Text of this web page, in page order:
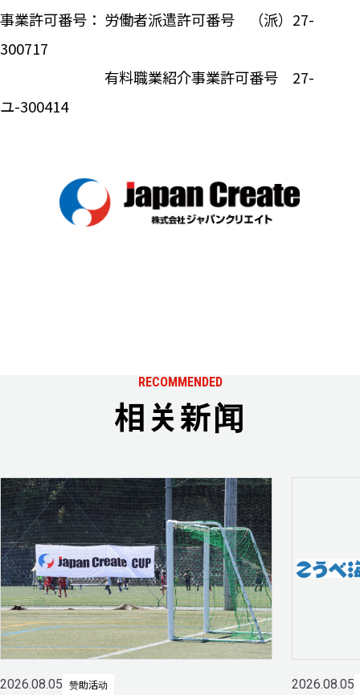
事業許可番号： 労働者派遣許可番号 （派）27-
300717
有料職業紹介事業許可番号 27-
ユ-300414
RECOMMENDED
相关新闻
2026.08.05 赞助活动 2026.08.05